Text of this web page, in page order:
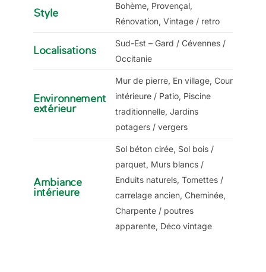
Style
Bohème, Provençal,
Rénovation, Vintage / retro
Localisations
Sud-Est – Gard / Cévennes /
Occitanie
Environnement
extérieur
Mur de pierre, En village, Cour
intérieure / Patio, Piscine
traditionnelle, Jardins
potagers / vergers
Ambiance
intérieure
Sol béton cirée, Sol bois /
parquet, Murs blancs /
Enduits naturels, Tomettes /
carrelage ancien, Cheminée,
Charpente / poutres
apparente, Déco vintage